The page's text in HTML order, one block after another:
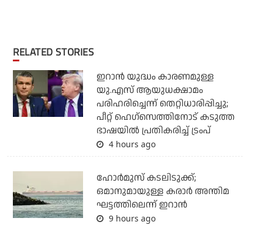
RELATED STORIES
ഇറാന്‍ യുദ്ധം കാരണമുള്ള
യു.എസ് ആയുധക്ഷാമം
പരിഹരിച്ചെന്ന് തെറ്റിധാരിപ്പിച്ചു;
പീറ്റ് ഹെഗ്‌സെത്തിനോട് കടുത്ത
ഭാഷയില്‍ പ്രതികരിച്ച് ട്രംപ്
4 hours ago
ഹോര്‍മുസ് കടലിടുക്ക്;
ഒമാനുമായുള്ള കരാര്‍ അന്തിമ
ഘട്ടത്തിലെന്ന് ഇറാന്‍
9 hours ago